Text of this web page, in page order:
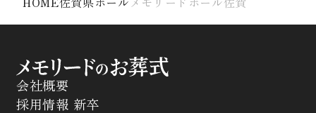
会社概要
採用情報 新卒